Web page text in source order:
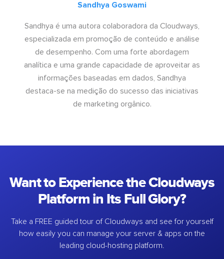
Sandhya Goswami
Sandhya é uma autora colaboradora da Cloudways,
especializada em promoção de conteúdo e análise
de desempenho. Com uma forte abordagem
analítica e uma grande capacidade de aproveitar as
informações baseadas em dados, Sandhya
destaca-se na medição do sucesso das iniciativas
de marketing orgânico.
Want to Experience the Cloudways
Platform in Its Full Glory?
Take a FREE guided tour of Cloudways and see for yourself
how easily you can manage your server & apps on the
leading cloud-hosting platform.